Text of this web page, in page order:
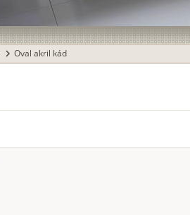
chevron_right Oval akril kád